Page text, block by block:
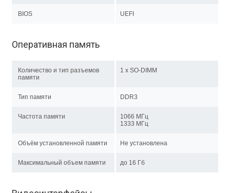
BIOS UEFI
Оперативная память
Количество и тип разъемов
памяти
1 x SO-DIMM
Тип памяти DDR3
Частота памяти
1066 МГц
1333 МГц
Объём установленной памяти Не установлена
Максимальный объем памяти до 16 Гб